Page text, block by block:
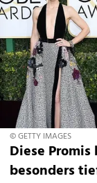
© GETTY IMAGES
Diese
besonders